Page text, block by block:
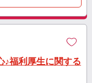
♪福利厚生に関する